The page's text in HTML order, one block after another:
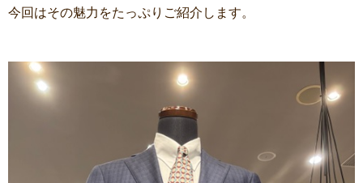
今回はその魅力をたっぷりご紹介します。